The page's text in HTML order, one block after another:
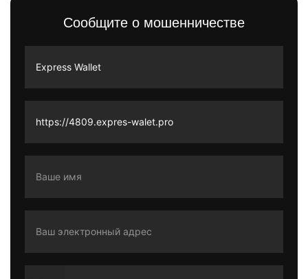
Сообщите о мошенничестве